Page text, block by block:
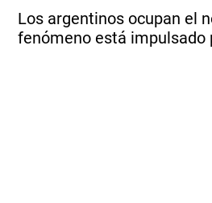
Los argentinos ocupan el
fenómeno está impulsado